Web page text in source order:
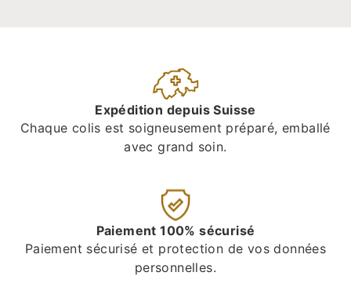
Expédition depuis Suisse
Chaque colis est soigneusement préparé, emballé
avec grand soin.
Paiement 100% sécurisé
Paiement sécurisé et protection de vos données
personnelles.